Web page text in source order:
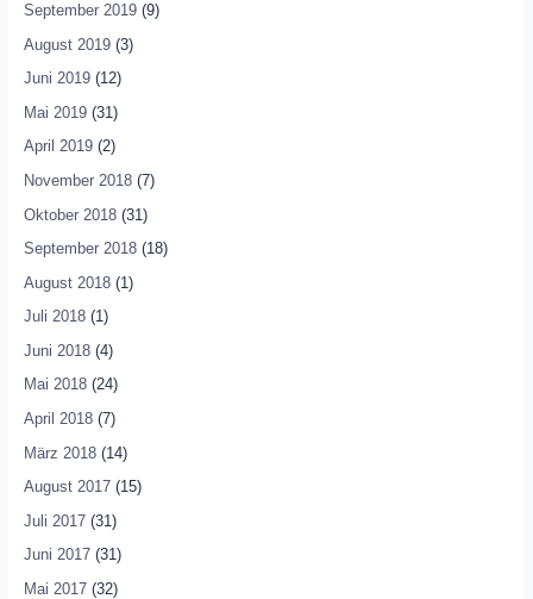
September 2019(9)
August 2019(3)
Juni 2019(12)
Mai 2019(31)
April 2019(2)
November 2018(7)
Oktober 2018(31)
September 2018(18)
August 2018(1)
Juli 2018(1)
Juni 2018(4)
Mai 2018(24)
April 2018(7)
März 2018(14)
August 2017(15)
Juli 2017(31)
Juni 2017(31)
Mai 2017(32)